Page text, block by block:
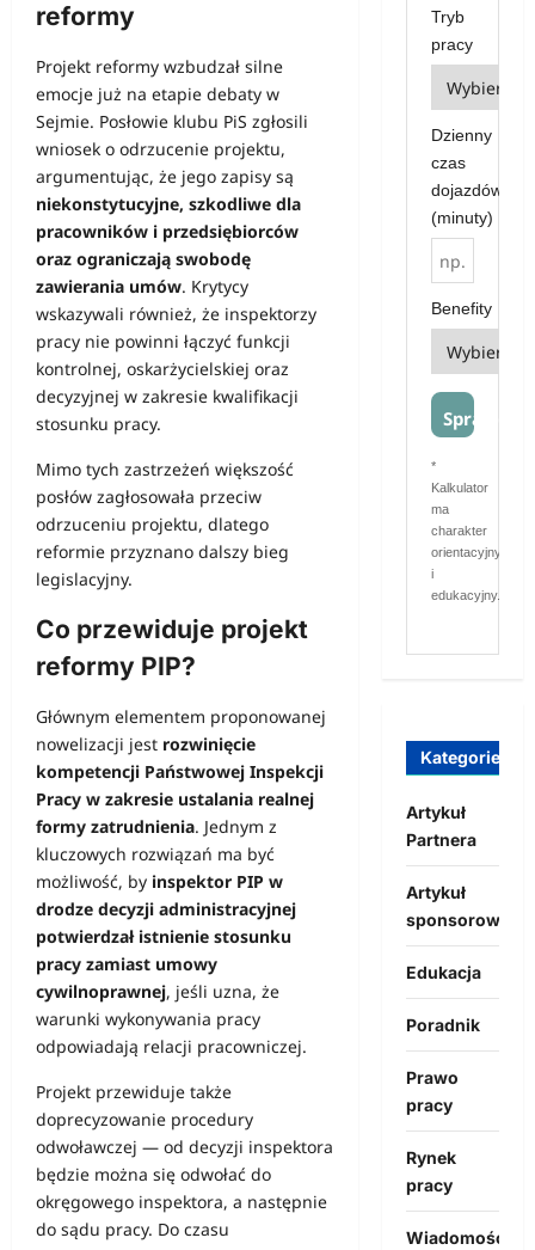
reformy
Projekt reformy wzbudzał silne
emocje już na etapie debaty w
Sejmie. Posłowie klubu PiS zgłosili
wniosek o odrzucenie projektu,
argumentując, że jego zapisy są
niekonstytucyjne, szkodliwe dla
pracowników i przedsiębiorców
oraz ograniczają swobodę
zawierania umów. Krytycy
wskazywali również, że inspektorzy
pracy nie powinni łączyć funkcji
kontrolnej, oskarżycielskiej oraz
decyzyjnej w zakresie kwalifikacji
stosunku pracy.
Mimo tych zastrzeżeń większość
posłów zagłosowała przeciw
odrzuceniu projektu, dlatego
reformie przyznano dalszy bieg
legislacyjny.
Co przewiduje projekt
reformy PIP?
Głównym elementem proponowanej
nowelizacji jest rozwinięcie
kompetencji Państwowej Inspekcji
Pracy w zakresie ustalania realnej
formy zatrudnienia. Jednym z
kluczowych rozwiązań ma być
możliwość, by inspektor PIP w
drodze decyzji administracyjnej
potwierdzał istnienie stosunku
pracy zamiast umowy
cywilnoprawnej, jeśli uzna, że
warunki wykonywania pracy
odpowiadają relacji pracowniczej.
Projekt przewiduje także
doprecyzowanie procedury
odwoławczej — od decyzji inspektora
będzie można się odwołać do
okręgowego inspektora, a następnie
do sądu pracy. Do czasu
Tryb
pracy
Dzienny
czas
dojazdów
(minuty)
Benefity
Sprawdź
*
Kalkulator
ma
charakter
orientacyjny
i
edukacyjny.
Kategorie
Artykuł
Partnera
Artykuł
sponsorowany
Edukacja
Poradnik
Prawo
pracy
Rynek
pracy
Wiadomości